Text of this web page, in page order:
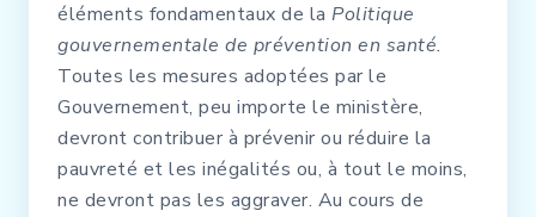
éléments fondamentaux de la Politique
gouvernementale de prévention en santé.
Toutes les mesures adoptées par le
Gouvernement, peu importe le ministère,
devront contribuer à prévenir ou réduire la
pauvreté et les inégalités ou, à tout le moins,
ne devront pas les aggraver. Au cours de